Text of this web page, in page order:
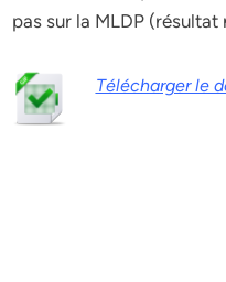
pas sur la MLDP (résultat
Télécharger le